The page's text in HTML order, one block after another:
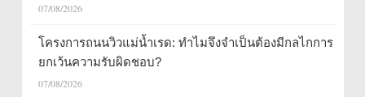
07/08/2026
โครงการถนนวิวแม่น้ำเรด: ทำไมจึงจำเป็นต้องมีกลไกการ
ยกเว้นความรับผิดชอบ?
07/08/2026